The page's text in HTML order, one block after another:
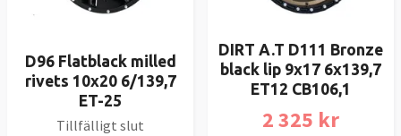
D96 Flatblack milled
rivets 10x20 6/139,7
ET-25
Tillfälligt slut
DIRT A.T D111 Bronze
black lip 9x17 6x139,7
ET12 CB106,1
2 325 kr